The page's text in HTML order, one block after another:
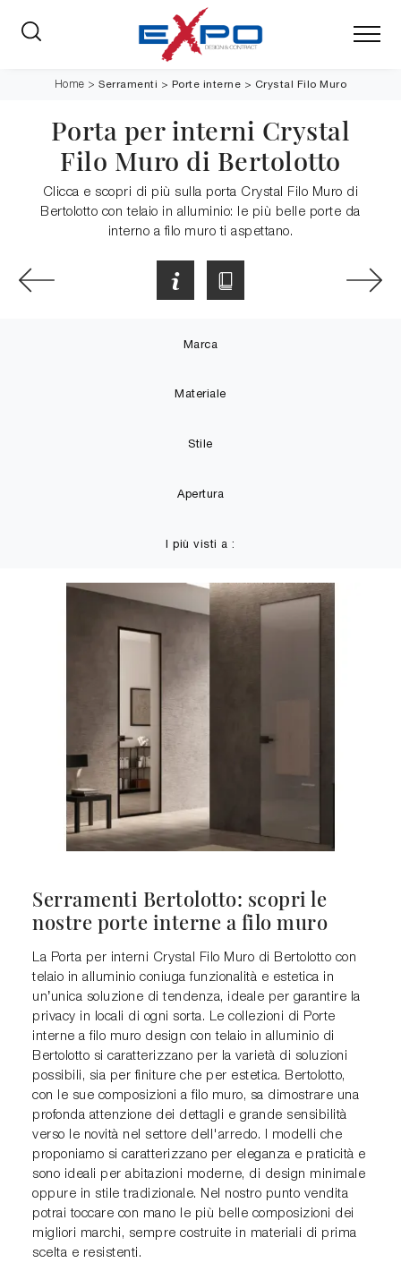
Home >Serramenti > Porte interne > Crystal Filo Muro
Porta per interni Crystal
Filo Muro di Bertolotto
Clicca e scopri di più sulla porta Crystal Filo Muro di
Bertolotto con telaio in alluminio: le più belle porte da
interno a filo muro ti aspettano.
Marca
Materiale
Stile
Apertura
I più visti a :
Serramenti Bertolotto: scopri le
nostre porte interne a filo muro
La Porta per interni Crystal Filo Muro di Bertolotto con
telaio in alluminio coniuga funzionalità e estetica in
un’unica soluzione di tendenza, ideale per garantire la
privacy in locali di ogni sorta. Le collezioni di Porte
interne a filo muro design con telaio in alluminio di
Bertolotto si caratterizzano per la varietà di soluzioni
possibili, sia per finiture che per estetica. Bertolotto,
con le sue composizioni a filo muro, sa dimostrare una
profonda attenzione dei dettagli e grande sensibilità
verso le novità nel settore dell'arredo. I modelli che
proponiamo si caratterizzano per eleganza e praticità e
sono ideali per abitazioni moderne, di design minimale
oppure in stile tradizionale. Nel nostro punto vendita
potrai toccare con mano le più belle composizioni dei
migliori marchi, sempre costruite in materiali di prima
scelta e resistenti.